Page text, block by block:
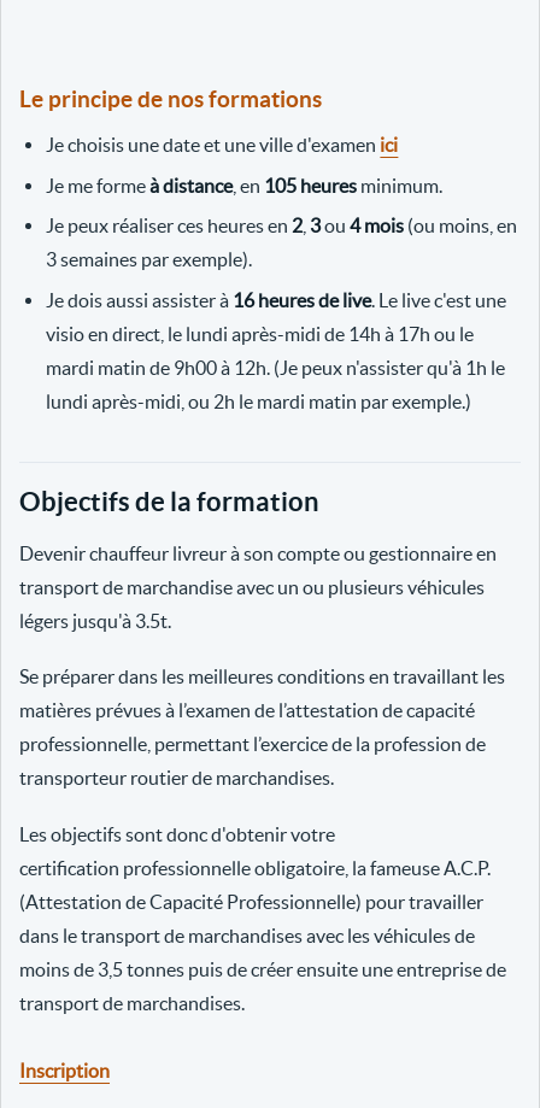
Le principe de nos formations
Je choisis une date et une ville d'examen ici
Je me formeà distance, en 105 heures minimum.
Je peux réaliser ces heures en 2 3ou4 mois (ou moins, en
3 semaines par exemple).
Je dois aussi assister à 16 heures de live. Le live c'est une
visio en direct, le lundi après-midi de 14h à 17h ou le
mardi matin de 9h00 à 12h. (Je peux n'assister qu'à 1h le
lundi après-midi, ou 2h le mardi matin par exemple.)
Objectifs de la formation
Devenir chauffeur livreur à son compte ou gestionnaire en
transport de marchandise avec un ou plusieurs véhicules
légers jusqu'à 3.5t.
Se préparer dans les meilleures conditions en travaillant les
matières prévues à l’examen de l’attestation de capacité
professionnelle, permettant l’exercice de la profession de
transporteur routier de marchandises.
Les objectifs sont donc d'obtenir votre
certification professionnelle obligatoire, la fameuse A.C.P.
(Attestation de Capacité Professionnelle) pour travailler
dans le transport de marchandises avec les véhicules de
moins de 3,5 tonnes puis de créer ensuite une entreprise de
transport de marchandises.
Inscription